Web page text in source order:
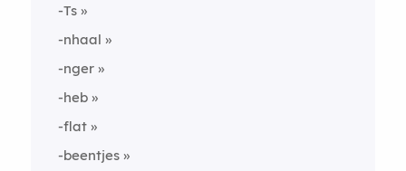
-Ts
-nhaal
-nger
-heb
-flat
-beentjes